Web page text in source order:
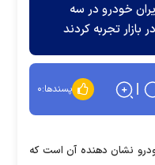
ایران خودرو در سه
تجربه کردند
پسندها:۰
خودرو نشان دهنده آن است که